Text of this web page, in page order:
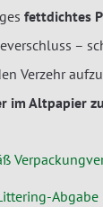
fettdichtes
–
Verzehr
im Altpapier
Abgabe